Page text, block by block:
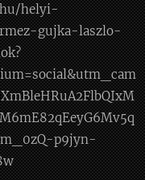
helyi-
gujka-laszlo-
p9jyn-